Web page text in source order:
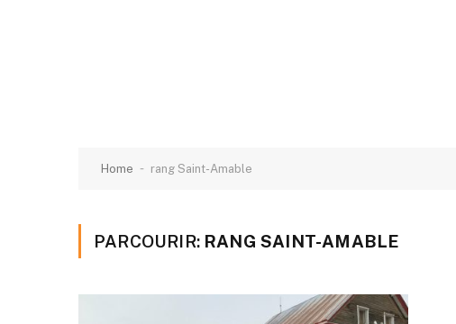
Home - rang Saint-Amable
PARCOURIR: RANG SAINT-AMABLE